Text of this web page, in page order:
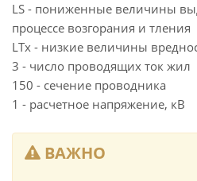
LS - пониженные величины
процессе возгорания и тления
LTx - низкие величины
3 - число проводящих ток жил
150 - сечение проводника
1 - расчетное напряжение, кВ
ВАЖНО